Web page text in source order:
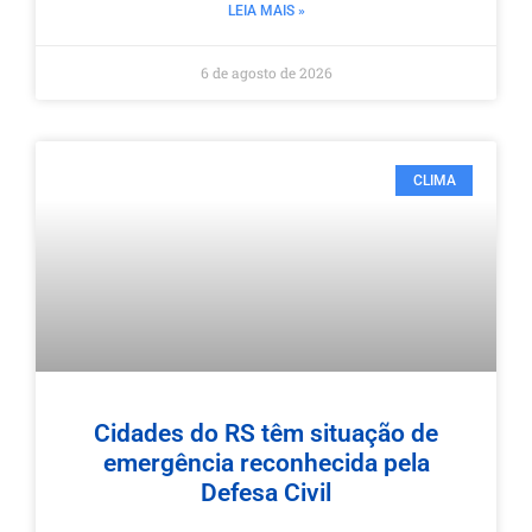
LEIA MAIS »
6 de agosto de 2026
CLIMA
Cidades do RS têm situação de
emergência reconhecida pela
Defesa Civil